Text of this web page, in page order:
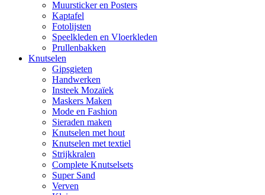
Muursticker en Posters
Kaptafel
Fotolijsten
Speelkleden en Vloerkleden
Prullenbakken
Knutselen
Gipsgieten
Handwerken
Insteek Mozaïek
Maskers Maken
Mode en Fashion
Sieraden maken
Knutselen met hout
Knutselen met textiel
Strijkkralen
Complete Knutselsets
Super Sand
Verven